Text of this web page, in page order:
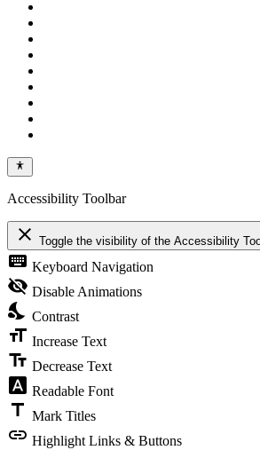
Accessibility Toolbar
close Toggle the visibility of the Accessibility
keyboard Keyboard Navigation
visibility_off Disable Animations
nights_stay Contrast
format_size Increase Text
text_fields Decrease Text
font_download Readable Font
title Mark Titles
link Highlight Links & Buttons